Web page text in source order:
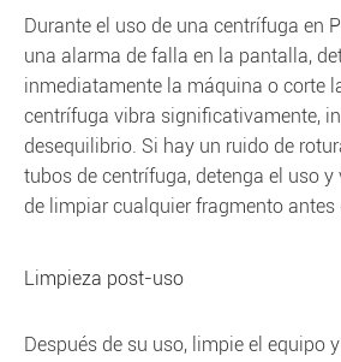
Durante el uso de una centrífuga en
una alarma de falla en la pantalla,
inmediatamente la máquina o corte
centrífuga vibra significativamente,
desequilibrio. Si hay un ruido de
tubos de centrífuga, detenga el uso y
de limpiar cualquier fragmento antes
Limpieza post-uso
Después de su uso, limpie el equipo